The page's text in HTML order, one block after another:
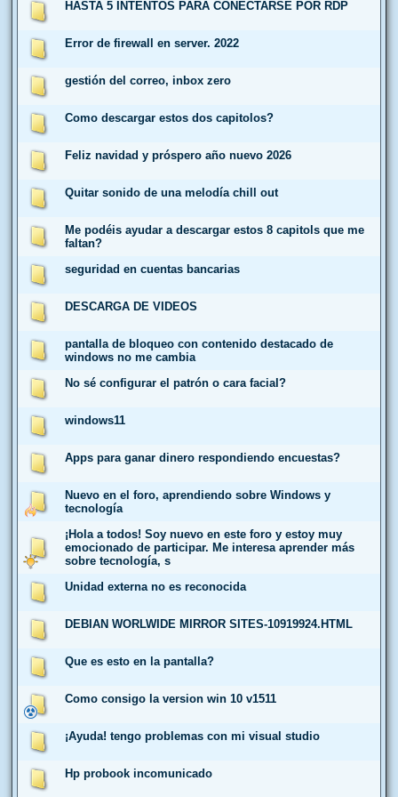
HASTA 5 INTENTOS PARA CONECTARSE POR RDP
Error de firewall en server. 2022
gestión del correo, inbox zero
Como descargar estos dos capitolos?
Feliz navidad y próspero año nuevo 2026
Quitar sonido de una melodía chill out
Me podéis ayudar a descargar estos 8 capitols que me
faltan?
seguridad en cuentas bancarias
DESCARGA DE VIDEOS
pantalla de bloqueo con contenido destacado de
windows no me cambia
No sé configurar el patrón o cara facial?
windows11
Apps para ganar dinero respondiendo encuestas?
Nuevo en el foro, aprendiendo sobre Windows y
tecnología
¡Hola a todos! Soy nuevo en este foro y estoy muy
emocionado de participar. Me interesa aprender más
sobre tecnología, s
Unidad externa no es reconocida
DEBIAN WORLWIDE MIRROR SITES-10919924.HTML
Que es esto en la pantalla?
Como consigo la version win 10 v1511
¡Ayuda! tengo problemas con mi visual studio
Hp probook incomunicado